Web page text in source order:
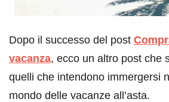
Dopo il successo del post
vacanza, ecco un altro post che
quelli che intendono immergersi
mondo delle vacanze all’asta.